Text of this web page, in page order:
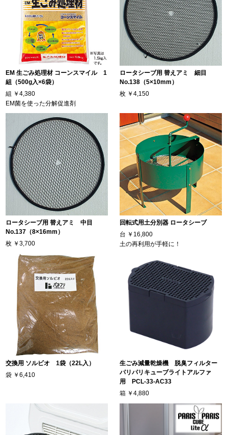
EM 生ごみ処理材 コーンスマイル 1
組（500g入×6袋）
組 ￥4,380
EM菌を使った分解促進剤
ロータシーブ用 替えアミ 細目
No.138（5×10mm）
枚 ￥4,150
ロータシーブ用 替えアミ 中目
No.137（8×16mm）
枚 ￥3,700
回転式用土分別器 ロータシーブ
台 ￥16,800
土の再利用が手軽に！
交換用 ソルビオ 1袋（22L入）
袋 ￥6,410
生ごみ減量乾燥機 脱臭フィルター
パリパリキューブライトアルファ
用 PCL-33-AC33
箱 ￥4,880